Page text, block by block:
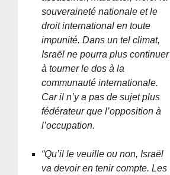
souveraineté nationale et le
droit international en toute
impunité. Dans un tel climat,
Israël ne pourra plus continuer
à tourner le dos à la
communauté internationale.
Car il n’y a pas de sujet plus
fédérateur que l’opposition à
l’occupation.
“Qu’il le veuille ou non, Israël
va devoir en tenir compte. Les